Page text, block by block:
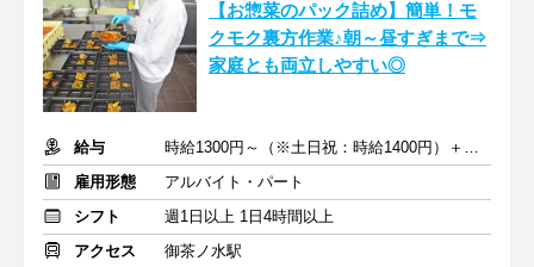
【お惣菜のパック詰め】簡単！モ
クモク裏方作業♪朝～昼すぎまで⇒
家庭とも両立しやすい◎
給与
時給1300円～（※土日祝：時給1400円）＋交通費支給
雇用形態
アルバイト・パート
シフト
週1日以上 1日4時間以上
アクセス
御茶ノ水駅